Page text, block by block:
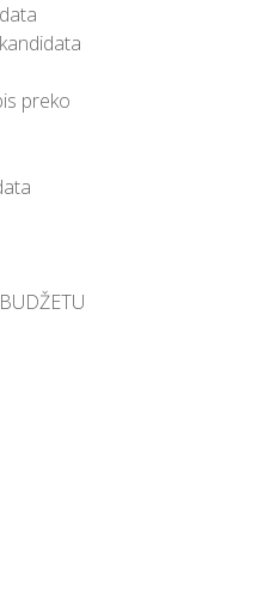
preko